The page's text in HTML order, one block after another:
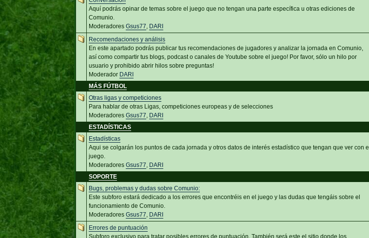
Aquí podrás opinar de temas sobre el juego que no tengan una parte específica u otras ediciones de
Comunio.
Moderadores Gsus77, DARI
Recomendaciones y análisis
En este apartado podrás publicar tus recomendaciones de jugadores y analizar la jornada en Comunio,
así como compartir tus blogs, podcast o canales de Youtube sobre el juego! Por favor, sólo un hilo por
usuario y prohibido abrir hilos sobre preguntas!
Moderador DARI
MÁS FÚTBOL
Otras ligas y competiciones
Para hablar de otras Ligas, competiciones europeas y de selecciones
Moderadores Gsus77, DARI
ESTADÍSTICAS
Estadísticas
Aqui se colgarán los puntos de cada jornada y otros datos de interés estadístico que tengan que ver con el
juego.
Moderadores Gsus77, DARI
SOPORTE
Bugs, problemas y dudas sobre Comunio:
Este subforo estará dedicado a los errores que encontréis en el juego y las dudas que tengáis sobre el
funcionamiento de Comunio.
Moderadores Gsus77, DARI
Errores de puntuación
Subforo exclusivo para tratar posibles errores de puntuación. También será este el sitio donde los